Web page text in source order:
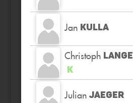
Jan KULLA
Christoph LANGE
K
Julian JAEGER